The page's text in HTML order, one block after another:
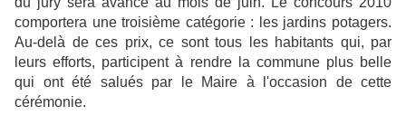
comportera une troisième catégorie : les jardins potagers.
Au-delà de ces prix, ce sont tous les habitants qui, par
leurs efforts, participent à rendre la commune plus belle
qui ont été salués par le Maire à l'occasion de cette
cérémonie.